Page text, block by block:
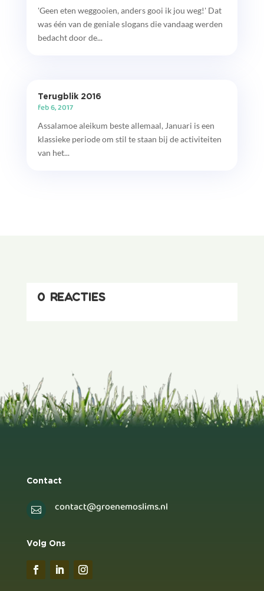
'Geen eten weggooien, anders gooi ik jou weg!' Dat
was één van de geniale slogans die vandaag werden
bedacht door de...
Terugblik 2016
feb 6, 2017
Assalamoe aleikum beste allemaal, Januari is een
klassieke periode om stil te staan bij de activiteiten
van het...
0 reacties
Contact
 contact@groenemoslims.nl
Volg Ons